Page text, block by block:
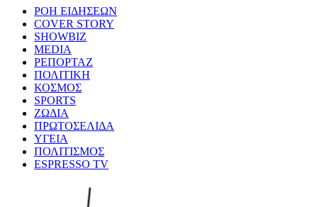
ΡΟΗ ΕΙΔΗΣΕΩΝ
COVER STORY
SHOWBIZ
MEDIA
ΡΕΠΟΡΤΑΖ
ΠΟΛΙΤΙΚΗ
ΚΟΣΜΟΣ
SPORTS
ΖΩΔΙΑ
ΠΡΩΤΟΣΕΛΙΔΑ
ΥΓΕΙΑ
ΠΟΛΙΤΙΣΜΟΣ
ESPRESSO TV